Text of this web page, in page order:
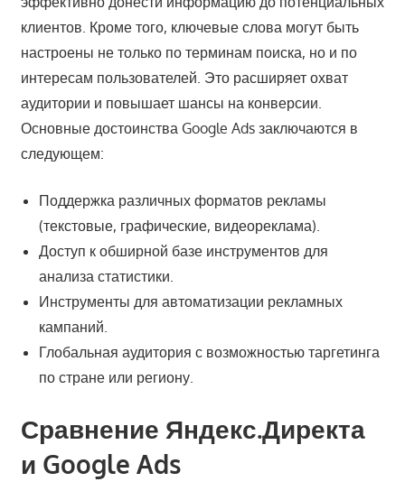
клиентов. Кроме того, ключевые слова могут быть
настроены не только по терминам поиска, но и по
интересам пользователей. Это расширяет охват
аудитории и повышает шансы на конверсии.
Основные достоинства Google Ads заключаются в
следующем:
Поддержка различных форматов рекламы
(текстовые, графические, видеореклама).
Доступ к обширной базе инструментов для
анализа статистики.
Инструменты для автоматизации рекламных
кампаний.
Глобальная аудитория с возможностью таргетинга
по стране или региону.
Сравнение Яндекс.Директа
и Google Ads